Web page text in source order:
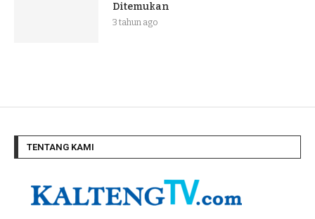
Ditemukan
3 tahun ago
TENTANG KAMI